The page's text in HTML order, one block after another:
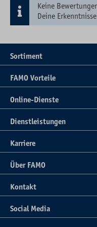
Keine
Deine
Sortiment
FAMO Vorteile
Online-Dienste
Dienstleistungen
Karriere
Über FAMO
Kontakt
Social Media